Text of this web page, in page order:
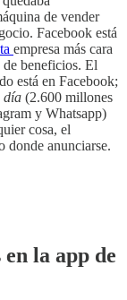
de vender
Facebook está
empresa más cara
beneficios. El
está en Facebook;
día (2.600 millones
y Whatsapp)
cosa, el
donde anunciarse.
la app de